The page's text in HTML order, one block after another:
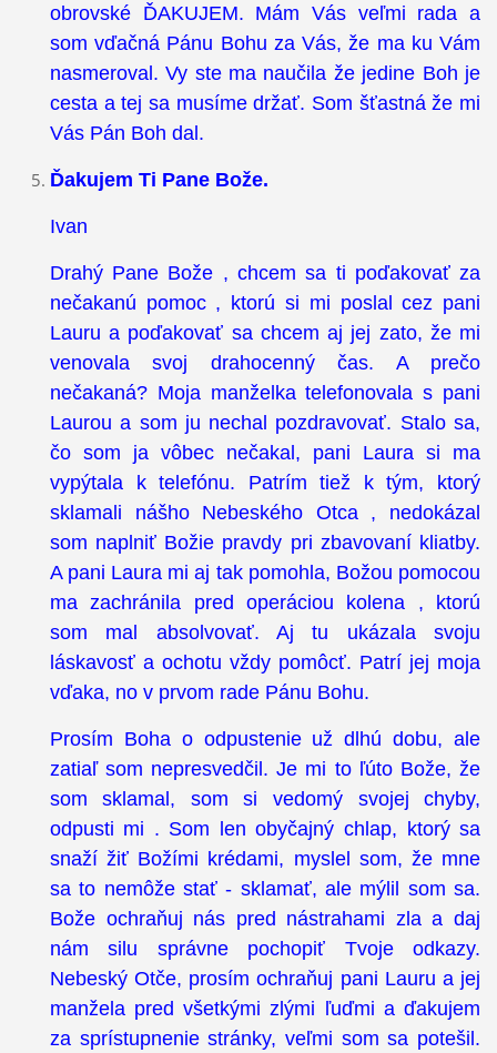
obrovské ĎAKUJEM. Mám Vás veľmi rada a
som vďačná Pánu Bohu za Vás, že ma ku Vám
nasmeroval. Vy ste ma naučila že jedine Boh je
cesta a tej sa musíme držať. Som šťastná že mi
Vás Pán Boh dal.
Ďakujem Ti Pane Bože.
Ivan
Drahý Pane Bože , chcem sa ti poďakovať za
nečakanú pomoc , ktorú si mi poslal cez pani
Lauru a poďakovať sa chcem aj jej zato, že mi
venovala svoj drahocenný čas. A prečo
nečakaná? Moja manželka telefonovala s pani
Laurou a som ju nechal pozdravovať. Stalo sa,
čo som ja vôbec nečakal, pani Laura si ma
vypýtala k telefónu. Patrím tiež k tým, ktorý
sklamali nášho Nebeského Otca , nedokázal
som naplniť Božie pravdy pri zbavovaní kliatby.
A pani Laura mi aj tak pomohla, Božou pomocou
ma zachránila pred operáciou kolena , ktorú
som mal absolvovať. Aj tu ukázala svoju
láskavosť a ochotu vždy pomôcť. Patrí jej moja
vďaka, no v prvom rade Pánu Bohu.
Prosím Boha o odpustenie už dlhú dobu, ale
zatiaľ som nepresvedčil. Je mi to ľúto Bože, že
som sklamal, som si vedomý svojej chyby,
odpusti mi . Som len obyčajný chlap, ktorý sa
snaží žiť Božími krédami, myslel som, že mne
sa to nemôže stať - sklamať, ale mýlil som sa.
Bože ochraňuj nás pred nástrahami zla a daj
nám silu správne pochopiť Tvoje odkazy.
Nebeský Otče, prosím ochraňuj pani Lauru a jej
manžela pred všetkými zlými ľuďmi a ďakujem
za sprístupnenie stránky, veľmi som sa potešil.